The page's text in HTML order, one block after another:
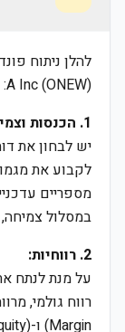
A Inc (ONEW):
1. הכנסות וצמיחה:
יש לבחון את
לקבוע את
מספריים
במסלול
2. רווחיות:
על מנת לנתח